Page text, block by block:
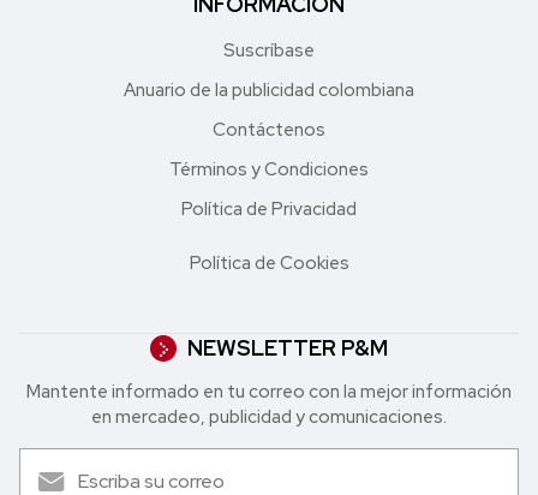
Suscríbase
Anuario de la publicidad colombiana
Contáctenos
Términos y Condiciones
Política de Privacidad
Política de Cookies
NEWSLETTER P&M
Mantente informado en tu correo con la mejor in formación
en mercadeo, publicidad y comunicaciones.